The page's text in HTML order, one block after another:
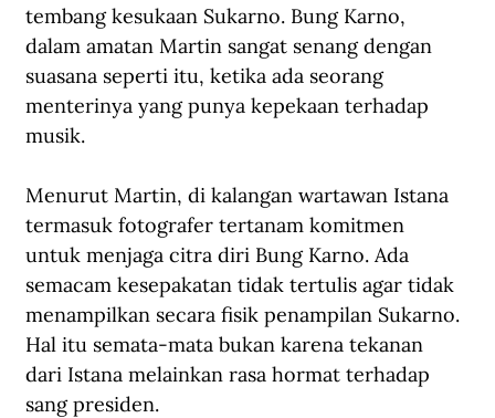
tembang kesukaan Sukarno. Bung Karno,
dalam amatan Martin sangat senang dengan
suasana seperti itu, ketika ada seorang
menterinya yang punya kepekaan terhadap
musik.
Menurut Martin, di kalangan wartawan Istana
termasuk fotografer tertanam komitmen
untuk menjaga citra diri Bung Karno. Ada
semacam kesepakatan tidak tertulis agar tidak
menampilkan secara fisik penampilan Sukarno.
Hal itu semata-mata bukan karena tekanan
dari Istana melainkan rasa hormat terhadap
sang presiden.